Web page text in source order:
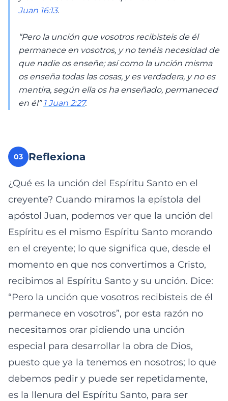
Juan 16:13.
“Pero la unción que vosotros recibisteis de él
permanece en vosotros, y no tenéis necesidad de
que nadie os enseñe; así como la unción misma
os enseña todas las cosas, y es verdadera, y no es
mentira, según ella os ha enseñado, permaneced
en él” 1 Juan 2:27.
03 Reflexiona
¿Qué es la unción del Espíritu Santo en el
creyente? Cuando miramos la epístola del
apóstol Juan, podemos ver que la unción del
Espíritu es el mismo Espíritu Santo morando
en el creyente; lo que significa que, desde el
momento en que nos convertimos a Cristo,
recibimos al Espíritu Santo y su unción. Dice:
“Pero la unción que vosotros recibisteis de él
permanece en vosotros”, por esta razón no
necesitamos orar pidiendo una unción
especial para desarrollar la obra de Dios,
puesto que ya la tenemos en nosotros; lo que
debemos pedir y puede ser repetidamente,
es la llenura del Espíritu Santo, para ser